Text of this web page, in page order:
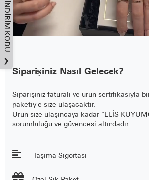
Siparişiniz Nasıl Gelecek?
Siparişiniz faturalı ve ürün sertifikasıyla
paketiyle size ulaşacaktır.
Ürün size ulaşıncaya kadar "ELİS
sorumluluğu ve güvencesi altındadır.
Taşıma Sigortası

İNDIRIM KODU
❯